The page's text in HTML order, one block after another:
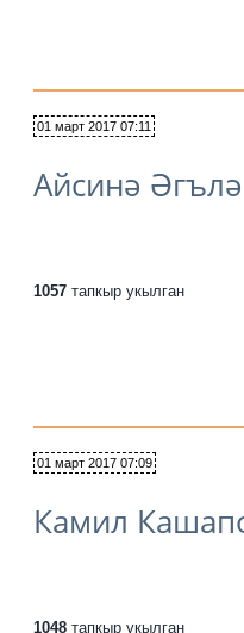
01 март 2017 07:11
Айсинә
1057 тапкыр укылган
01 март 2017 07:09
Камил
1048 тапкыр укылган